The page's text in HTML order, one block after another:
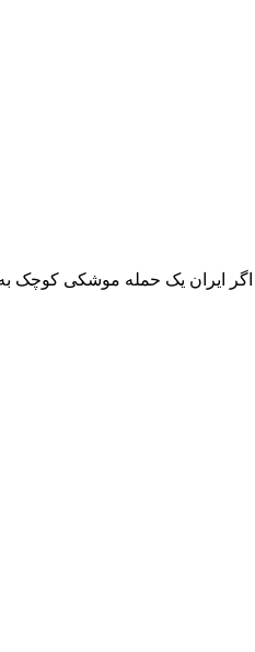
اگر ایران یک حمله موشکی کوچک